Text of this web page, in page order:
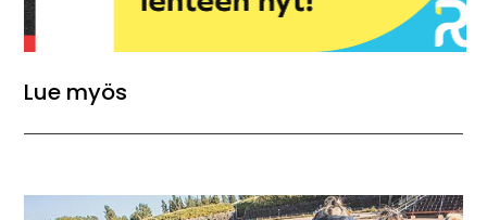
Lue myös